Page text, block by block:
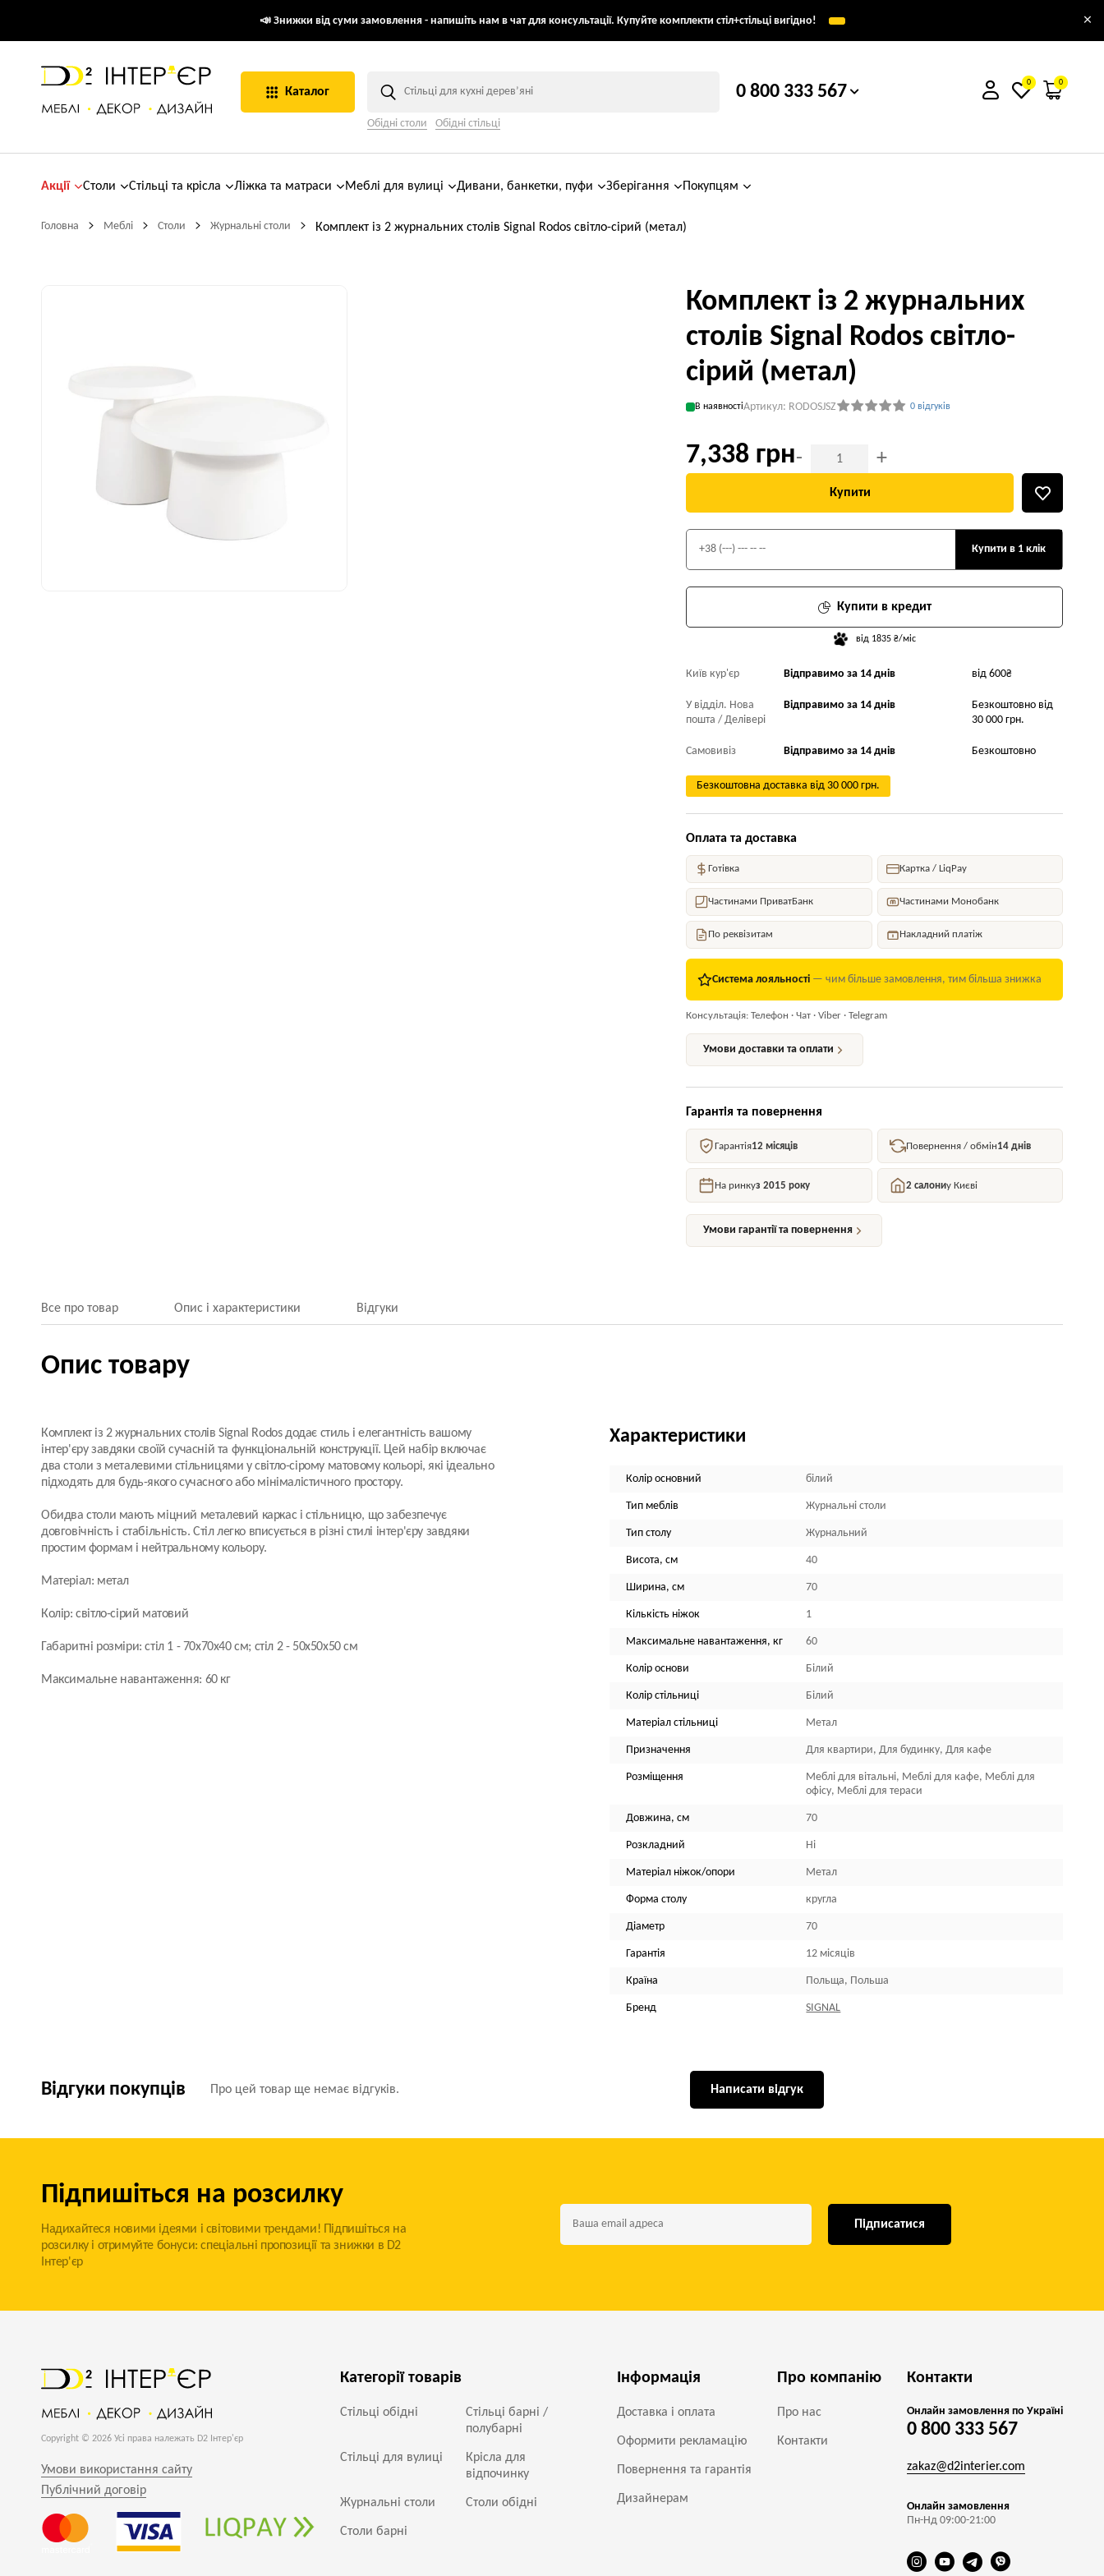
📣 Знижки від суми замовлення - напишіть нам в чат для консультації. Купуйте комплекти стіл+стільці вигідно! ×
Каталог
Обідні столи Обідні стільці
0 800 333 567 0 0
Акції Столи Стільці та крісла Ліжка та матраси Меблі для вулиці Дивани, банкетки, пуфи Зберігання Покупцям
Головна Меблі Столи Журнальні столи Комплект із 2 журнальних столів Signal Rodos світло-сірий (метал)
Комплект із 2 журнальних
столів Signal Rodos світло-
сірий (метал)
В наявностіАртикул: RODOSJSZ 0 відгуків
7,338 грн- +
Купити
Купити в кредит
від 1835 ₴/міс
Купити в 1 клік
Київ кур'єр Відправимо за 14 днів від 600₴
У відділ. Нова
пошта / Делівері
Відправимо за 14 днів
Безкоштовно від
30 000 грн.
Самовивіз Відправимо за 14 днів Безкоштовно
Безкоштовна доставка від 30 000 грн.
Оплата та доставка
Готівка Картка / LiqPay
Частинами ПриватБанк Частинами Монобанк
По реквізитам Накладний платіж
Система лояльності — чим більше замовлення, тим більша знижка
Консультація: Телефон · Чат · Viber · Telegram
Умови доставки та оплати
Гарантія та повернення
Гарантія12 місяців Повернення / обмін14 днів
На ринкуз 2015 року 2 салониу Києві
Умови гарантії та повернення
Все про товар Опис і характеристики Відгуки
Опис товару
Комплект із 2 журнальних столів Signal Rodos додає стиль і елегантність вашому
інтер'єру завдяки своїй сучасній та функціональній конструкції. Цей набір включає
два столи з металевими стільницями у світло-сірому матовому кольорі, які ідеально
підходять для будь-якого сучасного або мінімалістичного простору.
Обидва столи мають міцний металевий каркас і стільницю, що забезпечує
довговічність і стабільність. Стіл легко вписується в різні стилі інтер'єру завдяки
простим формам і нейтральному кольору.
Матеріал: метал
Колір: світло-сірий матовий
Габаритні розміри: стіл 1 - 70х70х40 см; стіл 2 - 50х50х50 см
Максимальне навантаження: 60 кг
Характеристики
Колір основний білий
Тип меблів Журнальні столи
Тип столу Журнальний
Висота, см 40
Ширина, см 70
Кількість ніжок 1
Максимальне навантаження, кг 60
Колір основи Білий
Колір стільниці Білий
Матеріал стільниці Метал
Призначення Для квартири, Для будинку, Для кафе
Розміщення
Меблі для вітальні, Меблі для кафе, Меблі для
офісу, Меблі для тераси
Довжина, см 70
Розкладний Ні
Матеріал ніжок/опори Метал
Форма столу кругла
Діаметр 70
Гарантія 12 місяців
Країна Польща, Польша
Бренд SIGNAL
Відгуки покупців Про цей товар ще немає відгуків. Написати відгук
Підпишіться на розсилку
Надихайтеся новими ідеями і світовими трендами! Підпишіться на
розсилку і отримуйте бонуси: спеціальні пропозиції та знижки в D2
Інтер'єр
Підписатися
Copyright © 2026 Усі права належать D2 Інтер'єр
Умови використання сайту
Публічний договір
Категорії товарів
Стільці обідні
Стільці барні /
полубарні
Стільці для вулиці
Крісла для
відпочинку
Журнальні столи Столи обідні
Столи барні
Інформація
Доставка і оплата
Оформити рекламацію
Повернення та гарантія
Дизайнерам
Про компанію
Про нас
Контакти
Контакти
Онлайн замовлення по Україні
0 800 333 567
zakaz@d2interier.com
Онлайн замовлення
Пн-Нд 09:00-21:00